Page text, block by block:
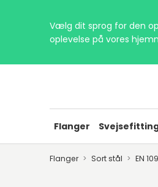
Vælg dit sprog for den
oplevelse på vores
Flanger
Flanger Sort stål EN